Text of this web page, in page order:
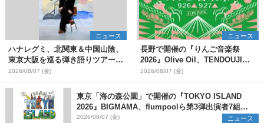
ニュース
ハナレグミ、北関東＆中国山陰、
東京大阪を巡る弾き語りツアー10
月より開催決定
2026/08/07 (金)
ニュース
長野で開催の『りんご音楽祭
2026』Olive Oil、TENDOUJIら
第11弾出演アーティスト（16組）
を発表
2026/08/07 (金)
東京「海の森公園」で開催の『TOKYO ISLAND
2026』BIGMAMA、flumpoolら第3弾出演者7組を
発表 ワークショップ・アート出展者を募集
2026/08/07 (金) ニュース